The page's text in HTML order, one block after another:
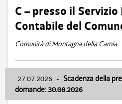
C – presso il
Contabile del
Comunità di Montagna della Carnia
27.07.2026 - Scadenza della
domande: 30.08.2026